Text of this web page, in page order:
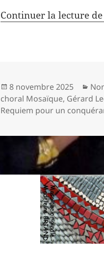
Continuer la lecture de
Publié
le
8 novembre 2025
choral Mosaïque, Gérard
Requiem pour un